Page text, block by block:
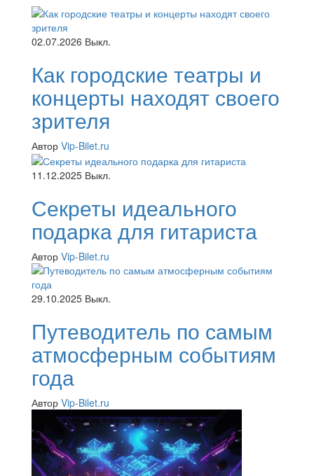
02.07.2026 Выкл.
Как городские театры и
концерты находят своего
зрителя
Автор Vip-Bilet.ru
11.12.2025 Выкл.
Секреты идеального
подарка для гитариста
Автор Vip-Bilet.ru
29.10.2025 Выкл.
Путеводитель по самым
атмосферным событиям
года
Автор Vip-Bilet.ru